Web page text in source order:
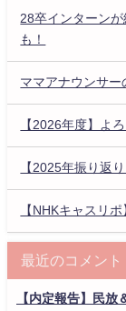
28卒インターン
も！
ママアナウンサ
【2026年度】よ
【2025年振り返
【NHKキャスリ
最近のコメント
【内定報告】民放